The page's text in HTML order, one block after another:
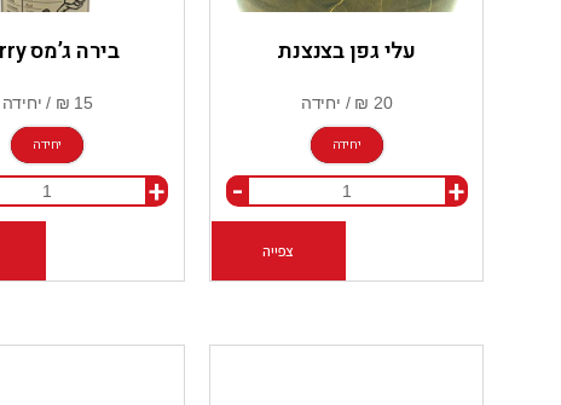
עלי גפן בצנצנת
יחידה
+
-
הוספה לסל
צפייה
בירה ג’מס berry
יחידה
+